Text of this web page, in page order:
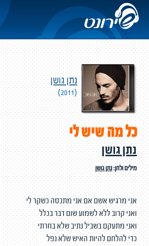
נתן גושן
(2011)
כל מה שיש לי
נתן גושן
מילים ולחן:נתן גושן
אני מרגיש אשם אם אני מתכסה כשקר לי
ואני קרוב ללא לשמוע שום דבר בכלל
ואני מתעקם בשביל נתיב שלא בחרתי
כדי להלחם להיות האיש שלא נפל